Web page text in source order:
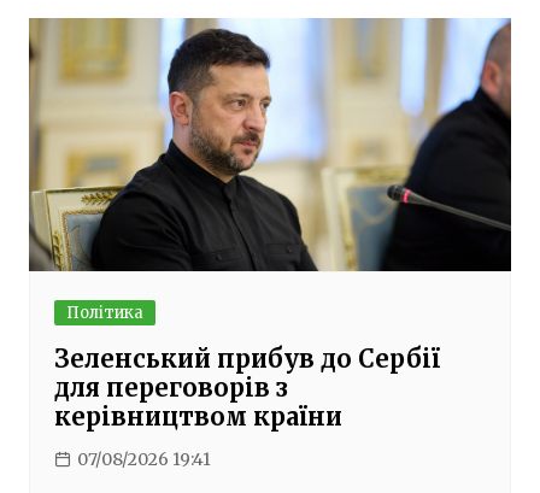
Політика
Зеленський прибув до Сербії
для переговорів з
керівництвом країни
07/08/2026 19:41